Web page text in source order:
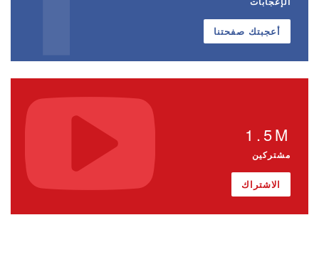
أعجبتك صفحتنا
1.5M
مشتركين
الاشتراك